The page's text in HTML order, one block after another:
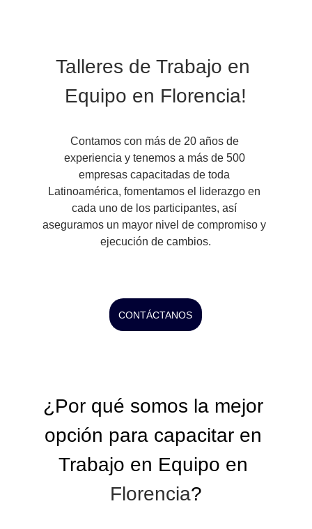
Talleres de Trabajo en
Equipo en Florencia!
Contamos con más de 20 años de
experiencia y tenemos a más de 500
empresas capacitadas de toda
Latinoamérica, fomentamos el liderazgo en
cada uno de los participantes, así
aseguramos un mayor nivel de compromiso y
ejecución de cambios.
CONTÁCTANOS
¿Por qué somos la mejor
opción para capacitar en
Trabajo en Equipo en
Florencia?